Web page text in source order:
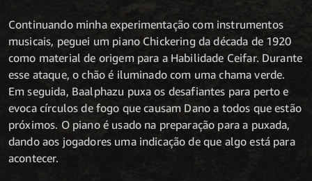
Continuando minha experimentação com instrumentos
musicais, peguei um piano Chickering da década de 1920
como material de origem para a Habilidade Ceifar. Durante
esse ataque, o chão é iluminado com uma chama verde.
Em seguida, Baalphazu puxa os desafiantes para perto e
evoca círculos de fogo que causam Dano a todos que estão
próximos. O piano é usado na preparação para a puxada,
dando aos jogadores uma indicação de que algo está para
acontecer.